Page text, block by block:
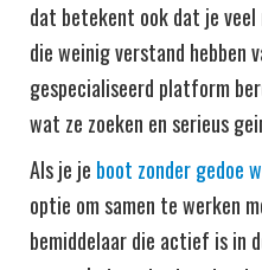
dat betekent ook dat je
die weinig verstand hebben
gespecialiseerd platform
wat ze zoeken en serieus
Als je je boot zonder gedoe
optie om samen te werken
bemiddelaar die actief is in